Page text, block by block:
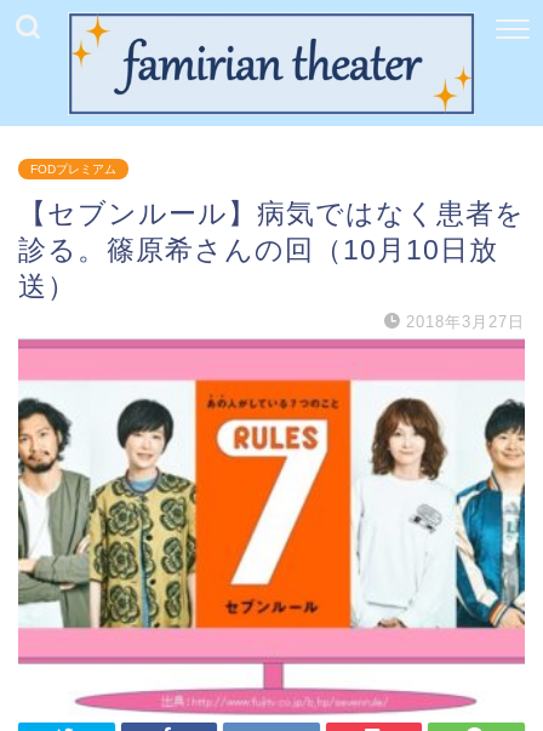
FODプレミアム
【セブンルール】病気ではなく患者を
診る。篠原希さんの回（10月10日放
送）
2018年3月27日